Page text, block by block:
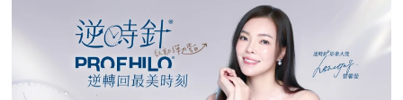
胞：幫助恢復皮下組織的飽滿感，減緩隨著年齡增長的皮下萎縮。 啟動 5
種關鍵結構蛋白：包括 I 型、III 型、IV 型、VII 型膠原蛋白以及最關鍵的彈
力蛋白。這種全方位的重塑效果，能讓下顎線變清晰，讓細紋從底層淡化。
這就是為什麼它被暱稱為「液態電波」。電波是靠「熱能」刺激新生，而
Profhilo 是靠「生物分子信號」啟動新生。對於皮膚薄、怕痛或不適合高
能量儀器的客戶來說，這是一個非常理想的選擇。四、 蔡醫師的精準美
學：BAP 五點拉提點位解析施打 Profhilo 是一門藝術。我們採用國際標準
的 BAP（Bio Aesthetic Points）五點拉提打法，這五個點是避開重要血
@aclinichttps://lin.ee/zGPja49▼詢問整形大小事https://answer-
clinic.com/▼詢問皮膚大小事https://answer-skin.com/▼詢問變美大小
事https://answer-skincare.com/安瑟美膚整形外科診所
FBhttps://www.facebook.com/AnswerClinic安瑟美膚整形外科診所
IGhttps://www.instagram.com/aclinic.group/吳名倫醫師：Dr.Allen 整
形醫美體塑學苑https://www.facebook.com/drallenbody吳名倫醫師
IGhttps://www.instagram.com/psdr_allen/安瑟美膚整形外科診所地